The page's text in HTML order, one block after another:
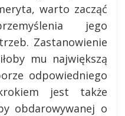
warto zacząć
jego
Zastanowienie
mu największą
odpowiedniego
jest także
obdarowywanej o